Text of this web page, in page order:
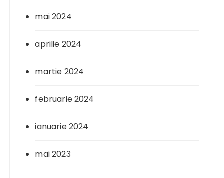
mai 2024
aprilie 2024
martie 2024
februarie 2024
ianuarie 2024
mai 2023